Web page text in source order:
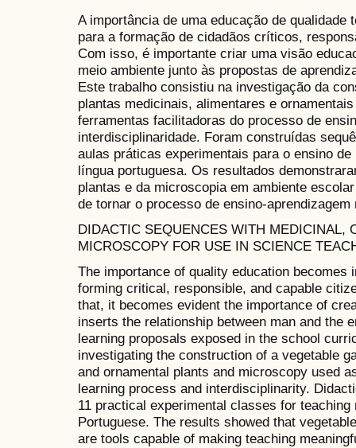
A importância de uma educação de
para a formação de cidadãos críticos,
Com isso, é importante criar uma visão
meio ambiente junto às propostas de
Este trabalho consistiu na investigação da
plantas medicinais, alimentares e
ferramentas facilitadoras do processo de
interdisciplinaridade. Foram construídas
aulas práticas experimentais para o ensino
língua portuguesa. Os resultados
plantas e da microscopia em ambiente
de tornar o processo de ensino-
DIDACTIC SEQUENCES WITH MEDICINAL,
MICROSCOPY FOR USE IN SCIENCE
The importance of quality education becomes
forming critical, responsible, and capable
that, it becomes evident the importance of
inserts the relationship between man and the
learning proposals exposed in the school
investigating the construction of a vegetable
and ornamental plants and microscopy used
learning process and interdisciplinarity.
11 practical experimental classes for
Portuguese. The results showed that
are tools capable of making teaching